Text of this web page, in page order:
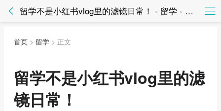
留学不是小红书vlog里的滤镜日常！ - 留学 - 知法网知法网
首页 > 留学 > 正文
留学不是小红书vlog里的滤
镜日常！